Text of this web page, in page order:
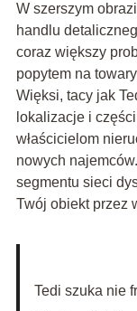
W szerszym
handlu
coraz większy
popytem na
Więksi, tacy jak
lokalizacje i
właścicielom
nowych
segmentu sieci
Twój obiekt przez
Tedi szuka nie